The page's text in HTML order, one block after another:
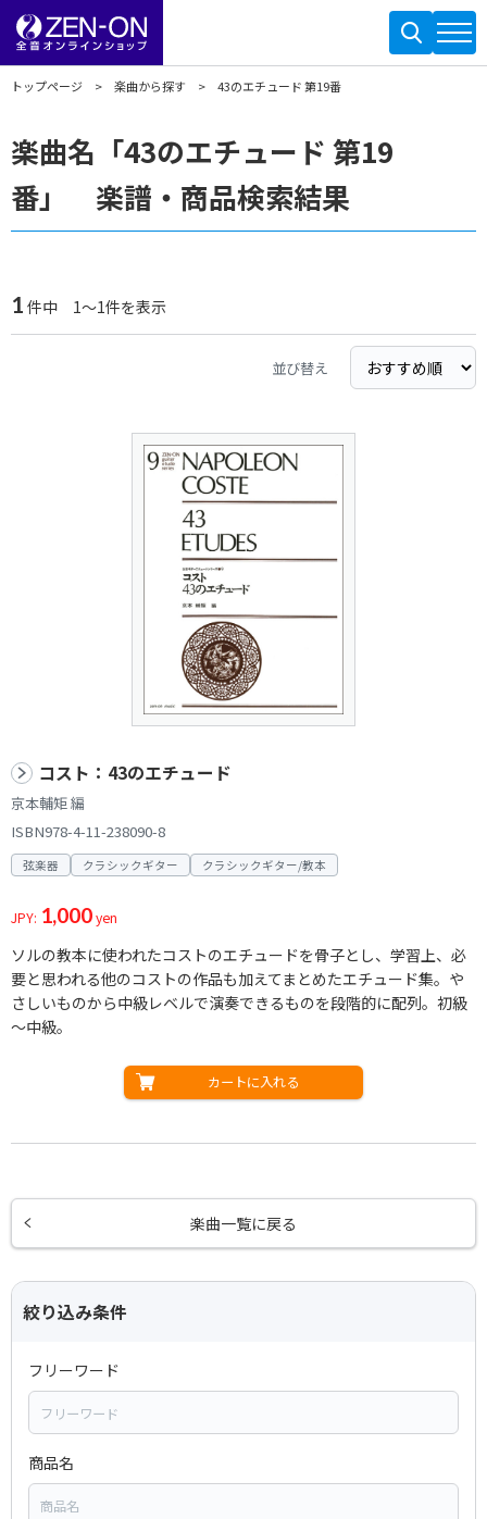
トップページ 楽曲から探す 43のエチュード 第19番
楽曲名「43のエチュード 第19
番」 楽譜・商品検索結果
1 件中 1～1件を表示
並び替え
コスト：43のエチュード
京本輔矩 編
ISBN978-4-11-238090-8
弦楽器 クラシックギター クラシックギター/教本
JPY: 1,000yen
ソルの教本に使われたコストのエチュードを骨子とし、学習上、必
要と思われる他のコストの作品も加えてまとめたエチュード集。や
さしいものから中級レベルで演奏できるものを段階的に配列。初級
～中級。
カートに入れる
楽曲一覧に戻る
絞り込み条件
フリーワード
商品名